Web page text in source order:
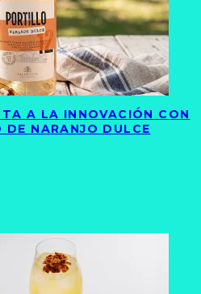
A LA INNOVACIÓN CON
DE NARANJO DULCE